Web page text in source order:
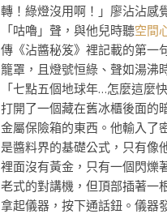
轉！綠燈沒用啊！」廖沾沾感
「咕嚕」聲，與他兒時聽空間
傳《沾醬秘笈》裡記載的第一
籠罩，且燈號恒綠、聲如湯沸
「七點五個地球年…怎麼這麼
打開了一個藏在舊冰櫃後面的
金屬保險箱的東西。他輸入了
是醬料界的基礎公式，只有像
裡面沒有黃金，只有一個閃爍
老式的對講機，但頂部插著一
拿起儀器，按下通話鈕。儀